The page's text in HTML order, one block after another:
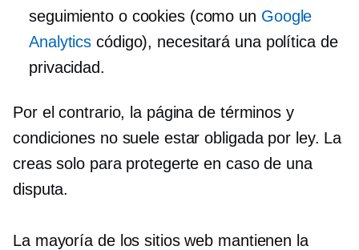
seguimiento o cookies (como un Google
Analytics código), necesitará una política de
privacidad.
Por el contrario, la página de términos y
condiciones no suele estar obligada por ley. La
creas solo para protegerte en caso de una
disputa.
La mayoría de los sitios web mantienen la